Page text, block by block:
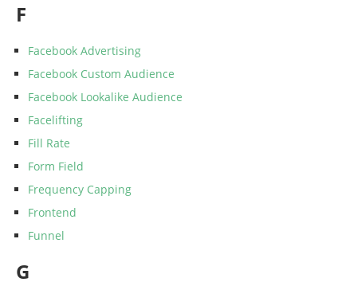
F
Facebook Advertising
Facebook Custom Audience
Facebook Lookalike Audience
Facelifting
Fill Rate
Form Field
Frequency Capping
Frontend
Funnel
G